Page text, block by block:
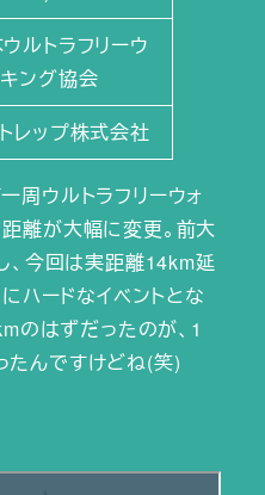
ルトラフリーウ
ング協会
レップ株式会社
周ウルトラフリーウォ
離が大幅に変更。前大
、今回は実距離14km延
ハードなイベントとな
のはずだったのが、1
たんですけどね(笑)